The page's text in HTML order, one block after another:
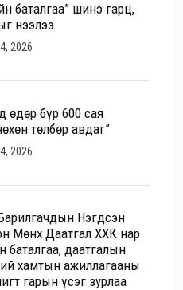
баталгаа” шинэ гарц,
нээлээ
2026
өдөр бүр 600 сая
төлбөр авдаг”
2026
Нэгдсэн
Мөнх Даатгал ХХК нар
баталгаа, даатгалын
хамтын ажиллагааны
гарын үсэг зурлаа